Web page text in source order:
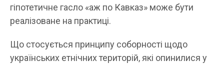
гіпотетичне гасло «аж по Кавказ» може бути
реалізоване на практиці.
Що стосується принципу соборності щодо
українських етнічних територій, які опинилися у